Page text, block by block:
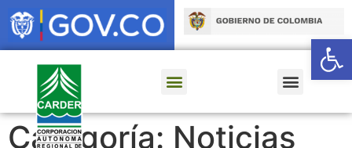
Categoría: Noticias